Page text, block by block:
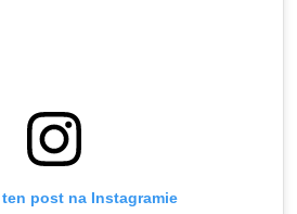
post na Instagramie